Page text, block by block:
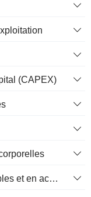
(CAPEX)
Investissements en titres négociables et en actions, total